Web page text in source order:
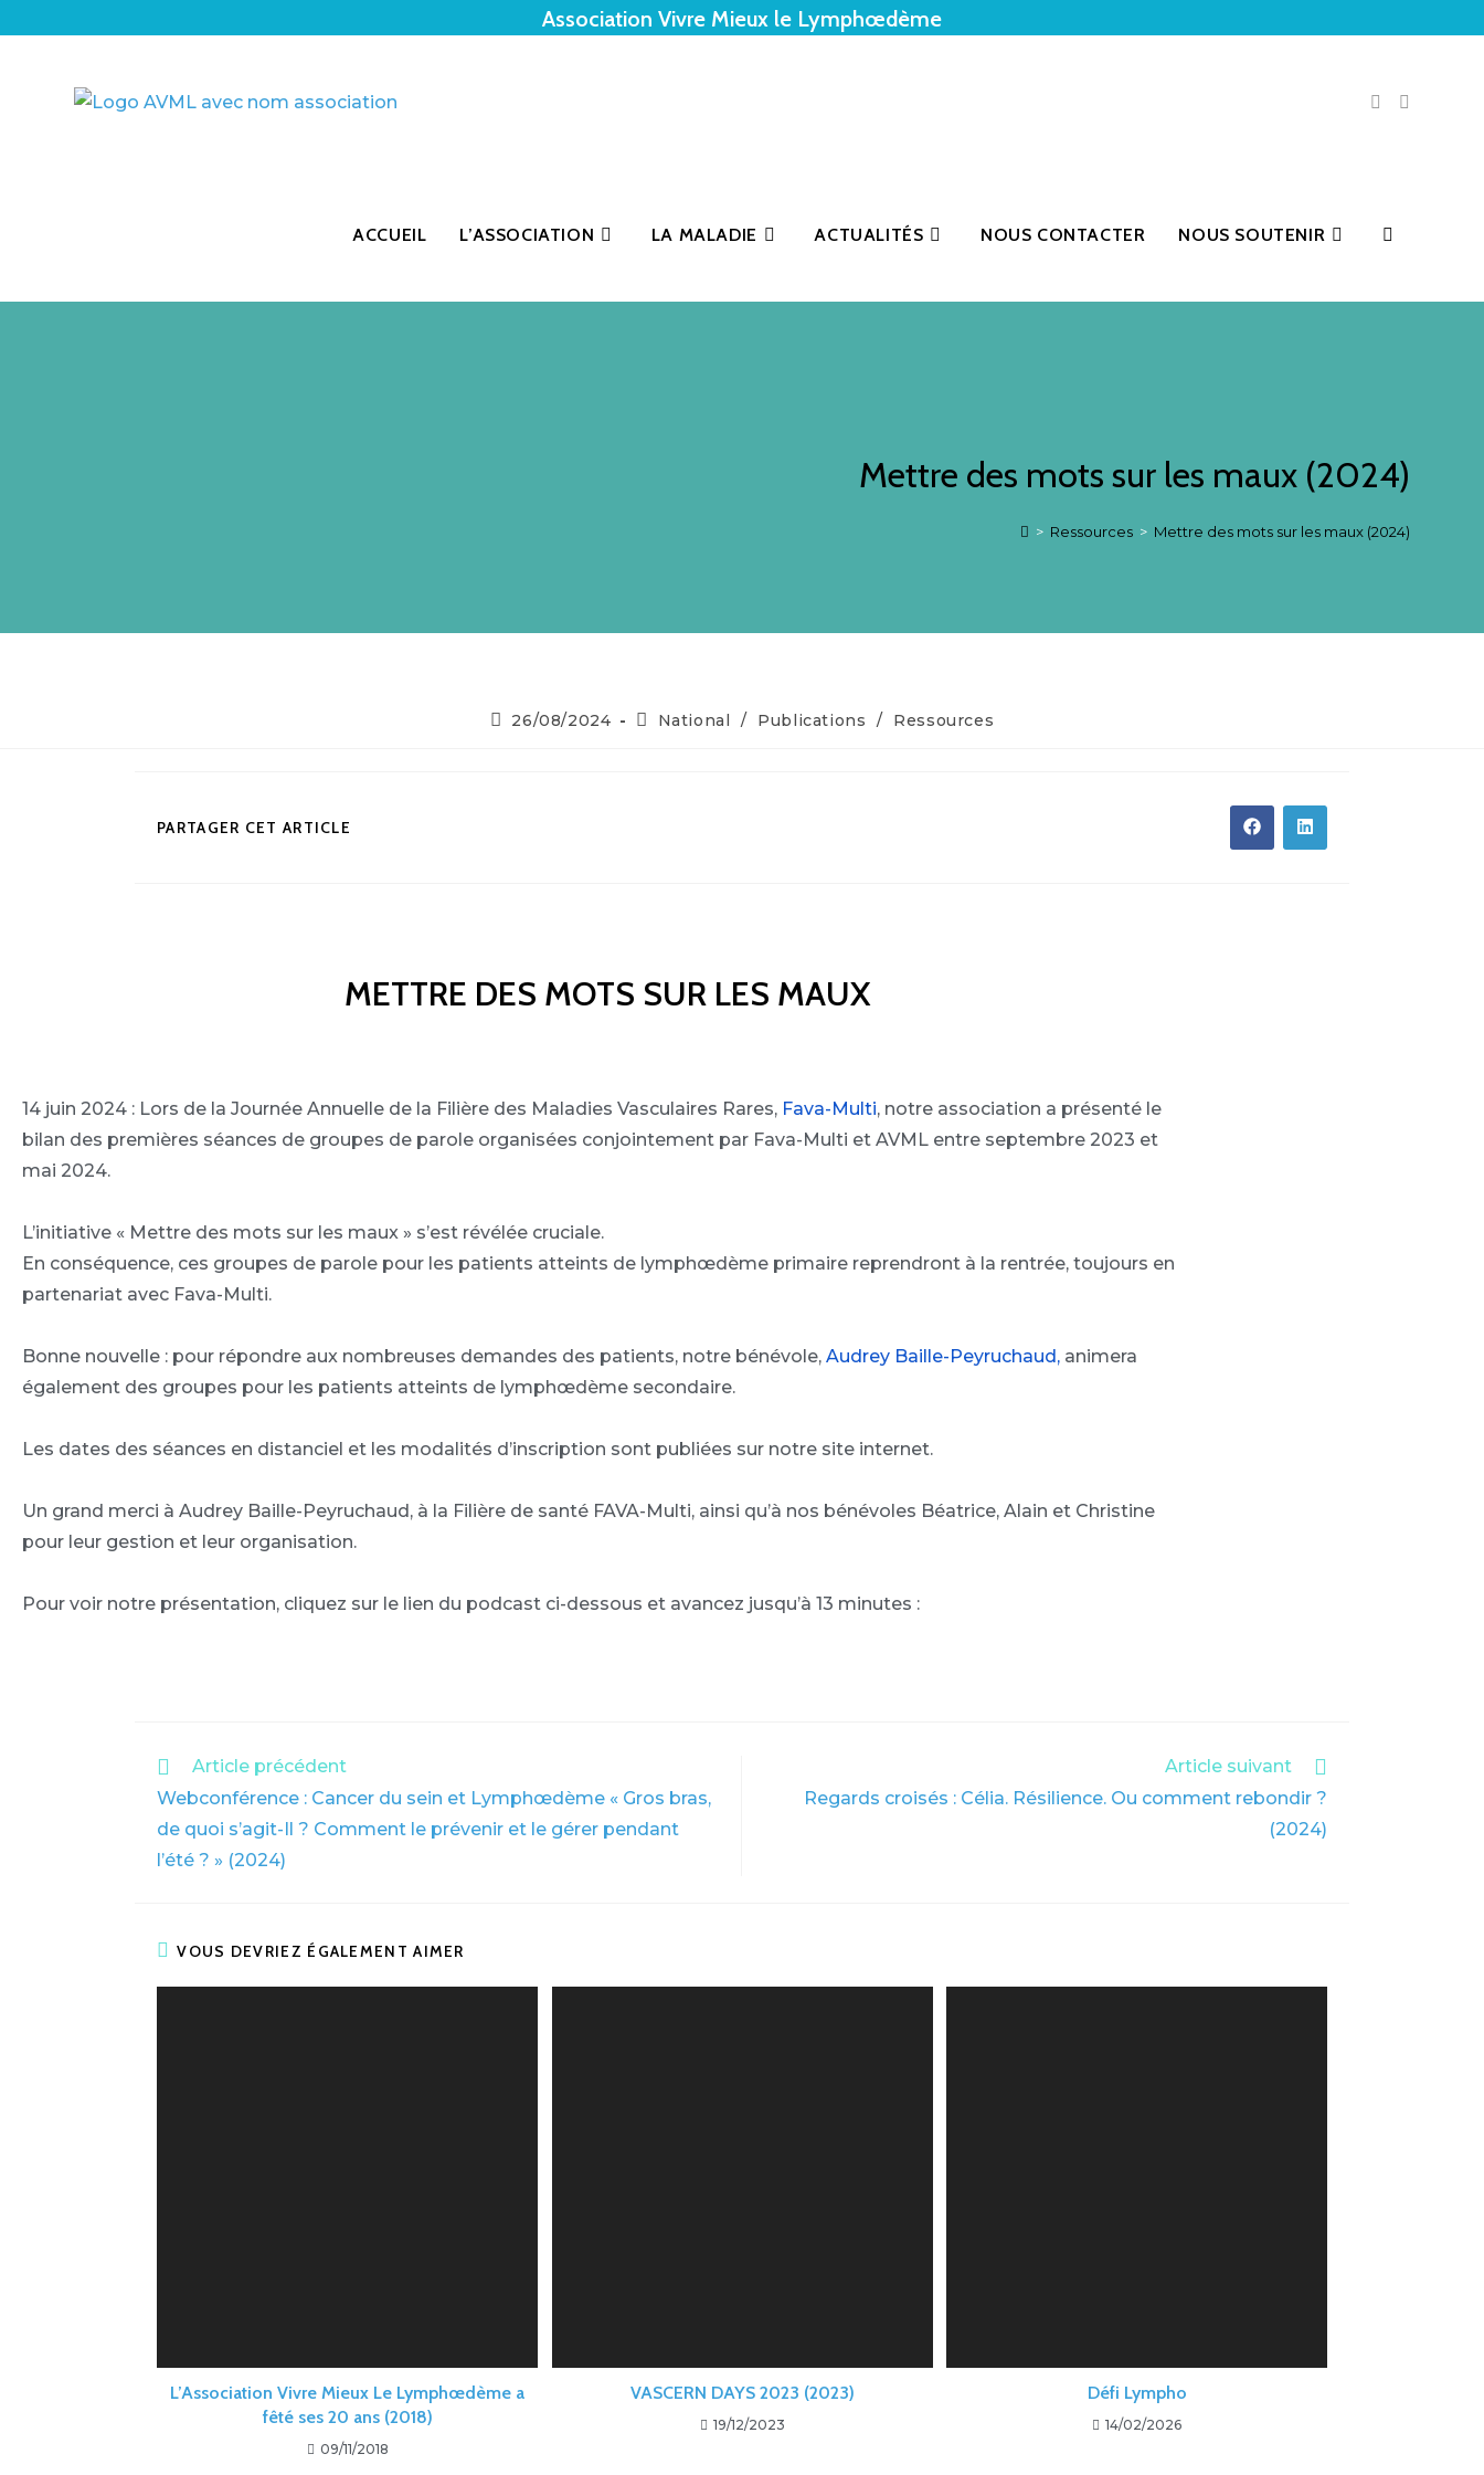
Association Vivre Mieux le Lymphœdème
ACCUEIL L’ASSOCIATION LA MALADIE ACTUALITÉS NOUS CONTACTER NOUS SOUTENIR
Mettre des mots sur les maux (2024)
> Ressources > Mettre des mots sur les maux (2024)
26/08/2024 National / Publications / Ressources
PARTAGER CET ARTICLE
METTRE DES MOTS SUR LES MAUX
14 juin 2024 : Lors de la Journée Annuelle de la Filière des Maladies Vasculaires Rares, Fava-Multi, notre association a présenté le
bilan des premières séances de groupes de parole organisées conjointement par Fava-Multi et AVML entre septembre 2023 et
mai 2024.
L’initiative « Mettre des mots sur les maux » s’est révélée cruciale.
En conséquence, ces groupes de parole pour les patients atteints de lymphœdème primaire reprendront à la rentrée, toujours en
partenariat avec Fava-Multi.
Bonne nouvelle : pour répondre aux nombreuses demandes des patients, notre bénévole, Audrey Baille-Peyruchaud, animera
également des groupes pour les patients atteints de lymphœdème secondaire.
Les dates des séances en distanciel et les modalités d’inscription sont publiées sur notre site internet.
Un grand merci à Audrey Baille-Peyruchaud, à la Filière de santé FAVA-Multi, ainsi qu’à nos bénévoles Béatrice, Alain et Christine
pour leur gestion et leur organisation.
Pour voir notre présentation, cliquez sur le lien du podcast ci-dessous et avancez jusqu’à 13 minutes :
Article précédent
Webconférence : Cancer du sein et Lymphœdème « Gros bras,
de quoi s’agit-Il ? Comment le prévenir et le gérer pendant
l’été ? » (2024)
Article suivant
Regards croisés : Célia. Résilience. Ou comment rebondir ?
(2024)
VOUS DEVRIEZ ÉGALEMENT AIMER
L’Association Vivre Mieux Le Lymphœdème a
fêté ses 20 ans (2018)
09/11/2018
VASCERN DAYS 2023 (2023)
19/12/2023
Défi Lympho
14/02/2026